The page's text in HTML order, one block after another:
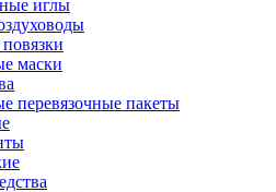
иглы
маски
перевязочные пакеты